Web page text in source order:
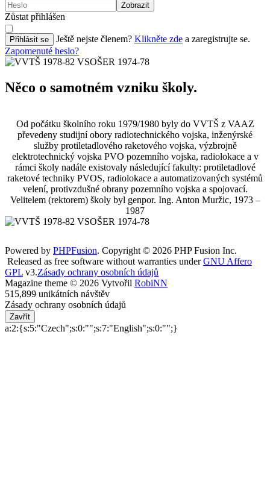
Zobrazit
Zůstat přihlášen
Přihlásit se Ještě nejste členem? Klikněte zde a zaregistrujte se.
Zapomenuté heslo?
Něco o samotném vzniku školy.
Od počátku školního roku 1979/1980 byly do VVTŠ z VAAZ
převedeny studijní obory radiotechnického vojska, inženýrské
služby protiletadlového raketového vojska, výzbrojně
elektrotechnický vojska PVO pozemního vojska, radiolokace a v
rámci školy nadále existovaly následující fakulty: protiletadlové
raketové techniky PVOS, radiolokace a automatizovaných systémů
velení, protivzdušné obrany pozemního vojska a spojovací.
Velitelem (rektorem) školy byl genpor. Ing. Anton Muržic, 1973 –
1987
Powered by PHPFusion. Copyright © 2026 PHP Fusion Inc.
Released as free software without warranties underGNU Affero
GPL v3.Zásady ochrany osobních údajů
Magazine theme © 2026 Vytvořil RobiNN
515,899 unikátních návštěv
Zásady ochrany osobních údajů
Zavřít
a:2:{s:5:"Czech";s:0:"";s:7:"English";s:0:"";}